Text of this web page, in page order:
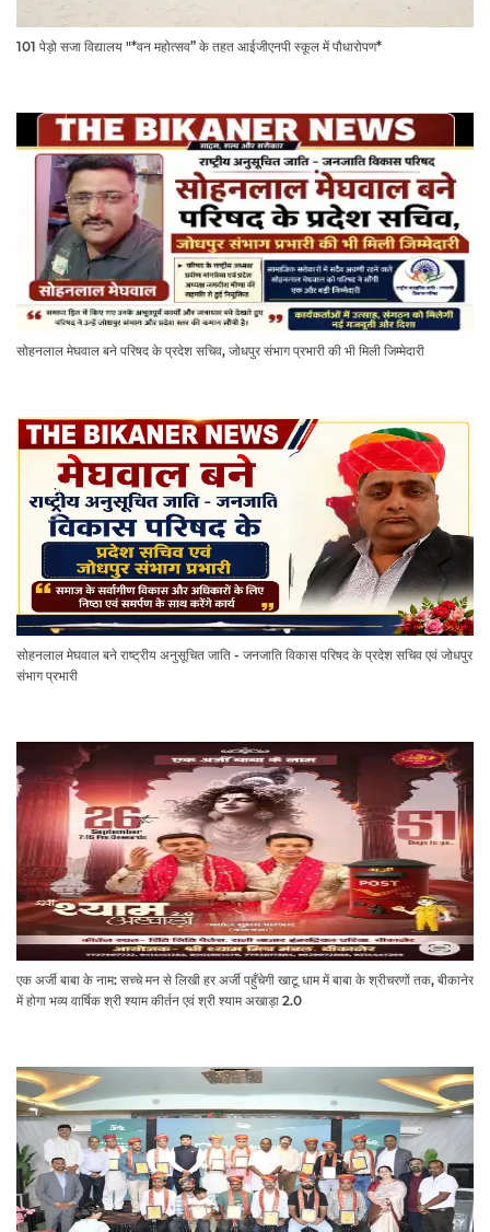
101 पेड़ो सजा विद्यालय "*वन महोत्सव” के तहत आईजीएनपी स्कूल में पौधारोपण*
सोहनलाल मेघवाल बने परिषद के प्रदेश सचिव, जोधपुर संभाग प्रभारी की भी मिली जिम्मेदारी
सोहनलाल मेघवाल बने राष्ट्रीय अनुसूचित जाति - जनजाति विकास परिषद के प्रदेश सचिव एवं जोधपुर
संभाग प्रभारी
एक अर्जी बाबा के नाम: सच्चे मन से लिखी हर अर्जी पहुँचेगी खाटू धाम में बाबा के श्रीचरणों तक, बीकानेर
में होगा भव्य वार्षिक श्री श्याम कीर्तन एवं श्री श्याम अखाड़ा 2.0